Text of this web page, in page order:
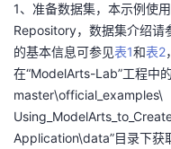
子
直
的
动
我
关
我
1、准备数据集， 本示例使
Repository，数据集介绍请
的基本信息可参见表1和表2，
在“ModelArts-Lab”工程中的
master\official_examples\
Application\data”目录下获